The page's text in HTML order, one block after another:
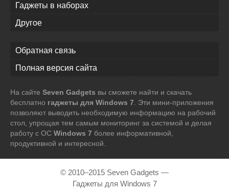
Гаджеты в наборах
Другое
Обратная связь
Полная версия сайта
На сайте Seven Gadgets вы сможете найти и скачать
бесплатно гаджеты для Windows 7 . Эти мини-приложения
позволяют выводить необходимую информацию на рабочий
стол, упрощая тем самым мониторинг за системой и делая
работу с ОС Windows 7 более информативной,
продуктивной и интересной.
© 2010–2015 Seven Gadgets —
Гаджеты для Windows 7